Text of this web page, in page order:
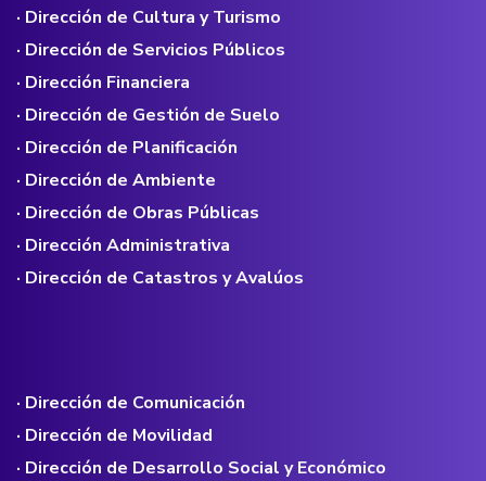
· Dirección de Cultura y Turismo
· Dirección de Servicios Públicos
· Dirección Financiera
· Dirección de Gestión de Suelo
· Dirección de Planificación
· Dirección de Ambiente
· Dirección de Obras Públicas
· Dirección Administrativa
· Dirección de Catastros y Avalúos
· Dirección de Comunicación
· Dirección de Movilidad
· Dirección de Desarrollo Social y Económico